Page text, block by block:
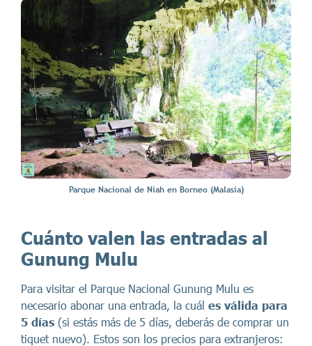
Parque Nacional de Niah en Borneo (Malasia)
Cuánto valen las entradas al
Gunung Mulu
Para visitar el Parque Nacional Gunung Mulu es
necesario abonar una entrada, la cuál es válida para
5 días (si estás más de 5 días, deberás de comprar un
tiquet nuevo). Estos son los precios para extranjeros: